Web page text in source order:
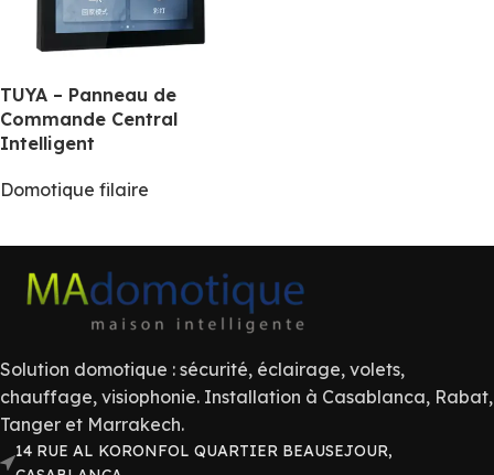
TUYA – Panneau de
Commande Central
Intelligent
Domotique filaire
Solution domotique : sécurité, éclairage, volets,
chauffage, visiophonie. Installation à Casablanca, Rabat,
Tanger et Marrakech.
14 RUE AL KORONFOL QUARTIER BEAUSEJOUR,